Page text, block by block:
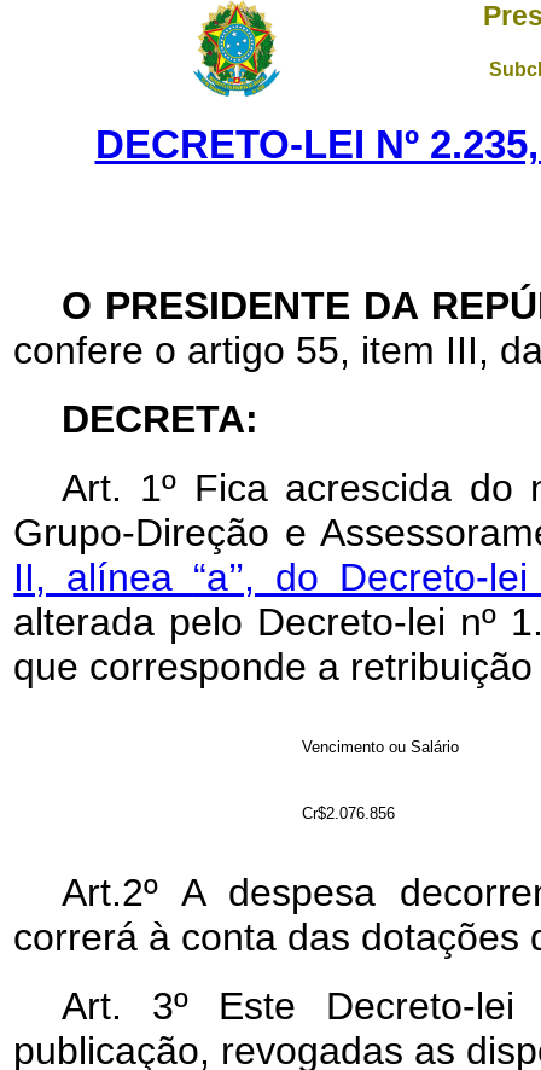
DECRETO-LEI Nº
O PRESIDENTE DA
confere o artigo 55, item III,
DECRETA:
Art. 1º Fica acrescida do
Grupo-Direção e
II, alínea “a’’, do Decreto-
alterada pelo Decreto-lei nº
que corresponde a
Vencimento ou Salário
Cr$2.076.856
Art.2º A despesa
correrá à conta das dotações
Art. 3º Este Decreto-
publicação, revogadas as